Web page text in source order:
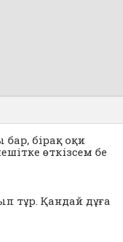
бірақ оқи
өткізсем бе
тұр. Қандай дұға